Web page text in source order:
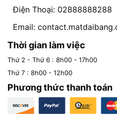
Điện Thoại: 02888888288
Email:
Thời gian làm việc
Thứ 2 - Thứ 6 : 8h00 - 17h00
Thứ 7 : 8h00 - 12h00
Phương thức thanh toán